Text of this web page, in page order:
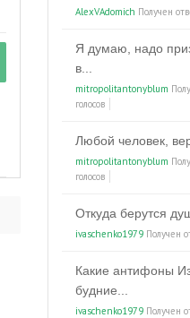
AlexVAdomich Получен
Я думаю, надо
в...
mitropolitantonyblum
голосов
Любой человек,
mitropolitantonyblum
голосов
Откуда берутся
ivaschenko1979 Получен
Какие антифоны
будние...
ivaschenko1979 Получен